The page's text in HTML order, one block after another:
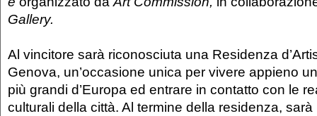
Gallery.
Al vincitore sarà riconosciuta una Residenza
Genova, un’occasione unica per vivere appieno
più grandi d’Europa ed entrare in contatto con le
culturali della città. Al termine della residenza,